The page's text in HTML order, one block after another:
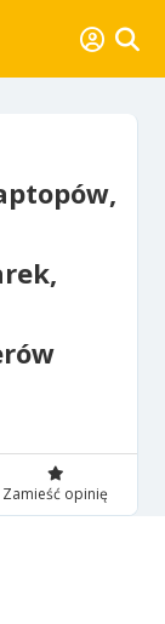
Zamieść opinię